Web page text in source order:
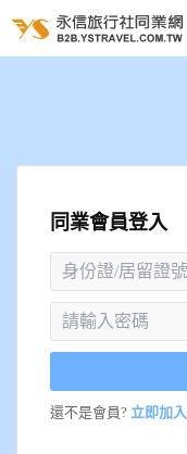
同業會員登入
還不是會員? 立即加入